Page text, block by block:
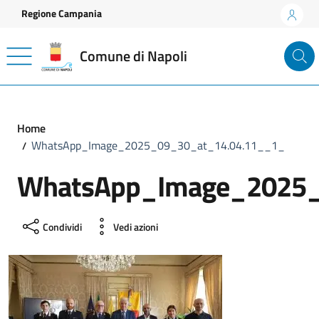
Vai ai contenuti
Vai al footer
Regione Campania
Comune di Napoli
Home
WhatsApp_Image_2025_09_30_at_14.04.11__1_
Condividi Vedi azioni